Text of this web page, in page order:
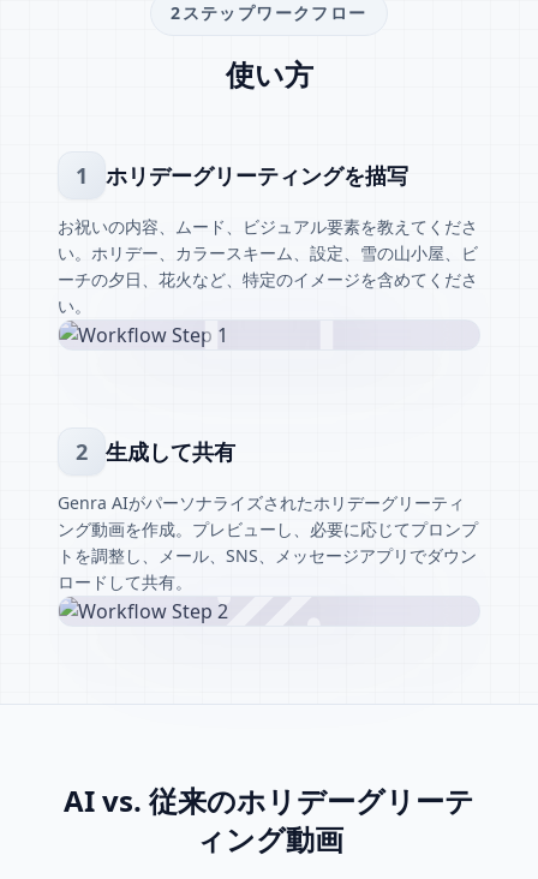
2ステップワークフロー
使い方
1 ホリデーグリーティングを描写
お祝いの内容、ムード、ビジュアル要素を教えてくださ
い。ホリデー、カラースキーム、設定、雪の山小屋、ビ
ーチの夕日、花火など、特定のイメージを含めてくださ
い。
2 生成して共有
Genra AIがパーソナライズされたホリデーグリーティ
ング動画を作成。プレビューし、必要に応じてプロンプ
トを調整し、メール、SNS、メッセージアプリでダウン
ロードして共有。
AI vs. 従来のホリデーグリーテ
ィング動画